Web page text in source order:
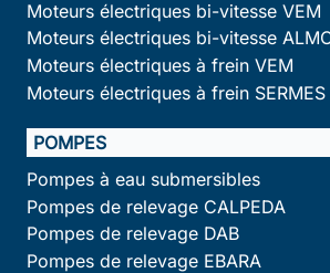
Moteurs électriques bi-vitesse VEM
Moteurs électriques bi-vitesse
Moteurs électriques à frein VEM
Moteurs électriques à frein SERMES
POMPES
Pompes à eau submersibles
Pompes de relevage CALPEDA
Pompes de relevage DAB
Pompes de relevage EBARA